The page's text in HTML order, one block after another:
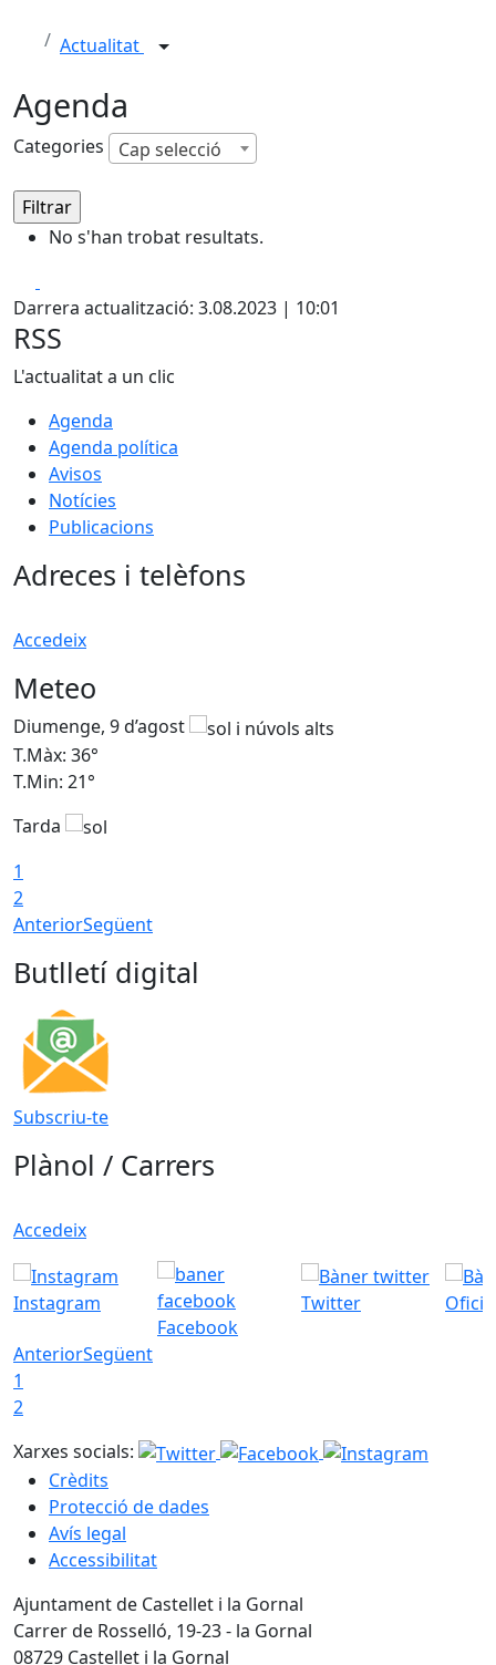
Actualitat
Agenda
Categories Cap selecció
No s'han trobat resultats.
Darrera actualització: 3.08.2023 | 10:01
RSS
L'actualitat a un clic
Agenda
Agenda política
Avisos
Notícies
Publicacions
Adreces i telèfons
Accedeix
Meteo
Diumenge, 9 d’agost
T.Màx: 36°
T.Min: 21°
Tarda
1
2
AnteriorSegüent
Butlletí digital
Subscriu-te
Plànol / Carrers
Accedeix
Instagram
Facebook
Twitter
AnteriorSegüent
1
2
Xarxes socials:
Crèdits
Protecció de dades
Avís legal
Accessibilitat
Ajuntament de Castellet i la Gornal
Carrer de Rosselló, 19-23 - la Gornal
08729 Castellet i la Gornal